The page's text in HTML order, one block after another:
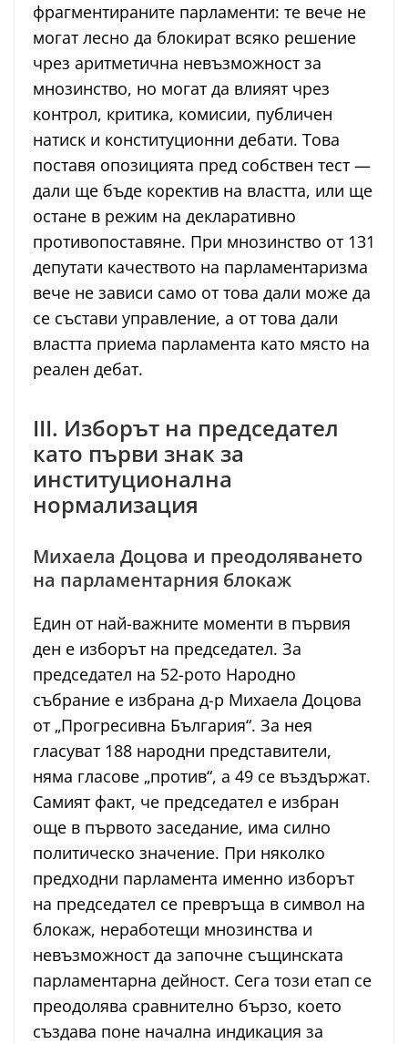
фрагментираните парламенти: те вече не
могат лесно да блокират всяко решение
чрез аритметична невъзможност за
мнозинство, но могат да влияят чрез
контрол, критика, комисии, публичен
натиск и конституционни дебати. Това
поставя опозицията пред собствен тест —
дали ще бъде коректив на властта, или ще
остане в режим на декларативно
противопоставяне. При мнозинство от 131
депутати качеството на парламентаризма
вече не зависи само от това дали може да
се състави управление, а от това дали
властта приема парламента като място на
реален дебат.
III. Изборът на председател
като първи знак за
институционална
нормализация
Михаела Доцова и преодоляването
на парламентарния блокаж
Един от най-важните моменти в първия
ден е изборът на председател. За
председател на 52-рото Народно
събрание е избрана д-р Михаела Доцова
от „Прогресивна България“. За нея
гласуват 188 народни представители,
няма гласове „против“, а 49 се въздържат.
Самият факт, че председател е избран
още в първото заседание, има силно
политическо значение. При няколко
предходни парламента именно изборът
на председател се превръща в символ на
блокаж, неработещи мнозинства и
невъзможност да започне същинската
парламентарна дейност. Сега този етап се
преодолява сравнително бързо, което
създава поне начална индикация за